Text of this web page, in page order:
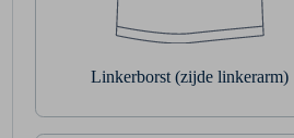
Linkerborst (zijde linkerarm)